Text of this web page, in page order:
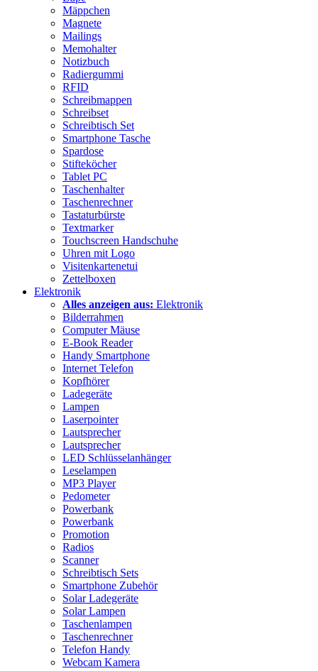
Mäppchen
Magnete
Mailings
Memohalter
Notizbuch
Radiergummi
RFID
Schreibmappen
Schreibset
Schreibtisch Set
Smartphone Tasche
Spardose
Stifteköcher
Tablet PC
Taschenhalter
Taschenrechner
Tastaturbürste
Textmarker
Touchscreen Handschuhe
Uhren mit Logo
Visitenkartenetui
Zettelboxen
Elektronik
Alles anzeigen aus: Elektronik
Bilderrahmen
Computer Mäuse
E-Book Reader
Handy Smartphone
Internet Telefon
Kopfhörer
Ladegeräte
Lampen
Laserpointer
Lautsprecher
Lautsprecher
LED Schlüsselanhänger
Leselampen
MP3 Player
Pedometer
Powerbank
Powerbank
Promotion
Radios
Scanner
Schreibtisch Sets
Smartphone Zubehör
Solar Ladegeräte
Solar Lampen
Taschenlampen
Taschenrechner
Telefon Handy
Webcam Kamera